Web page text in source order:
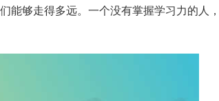
够走得多远。一个没有掌握学习力的人，